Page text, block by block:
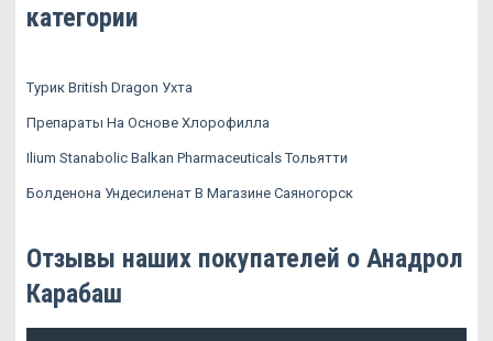
категории
Турик British Dragon Ухта
Препараты На Основе Хлорофилла
Ilium Stanabolic Balkan Pharmaceuticals Тольятти
Болденона Ундесиленат В Магазине Саяногорск
Отзывы наших покупателей о Анадрол
Карабаш